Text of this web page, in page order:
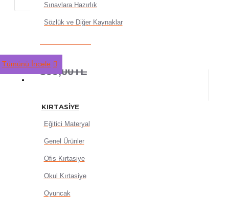
Sınavlara Hazırlık
Sözlük ve Diğer Kaynaklar
Tümünü İncele
KIRTASIYE
Eğitici Materyal
Genel Ürünler
Ofis Kırtasiye
Okul Kırtasiye
Oyuncak
Ren - Ölü Şehrin Şarkısı
319,20TL
399,00TL
SEPETE EKLE
HEMEN AL